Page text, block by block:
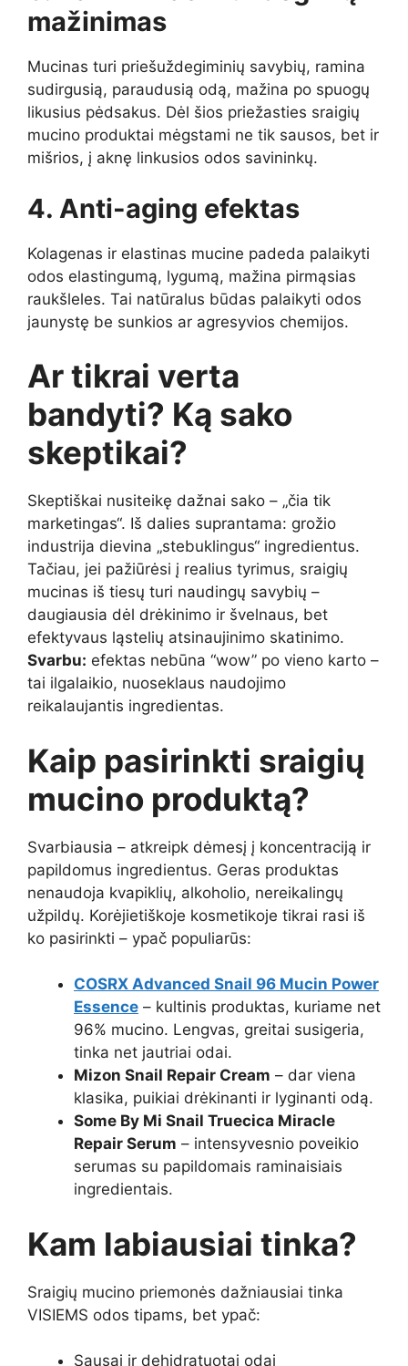
mažinimas
Mucinas turi priešuždegiminių savybių, ramina
sudirgusią, paraudusią odą, mažina po spuogų
likusius pėdsakus. Dėl šios priežasties sraigių
mucino produktai mėgstami ne tik sausos, bet ir
mišrios, į aknę linkusios odos savininkų.
4. Anti-aging efektas
Kolagenas ir elastinas mucine padeda palaikyti
odos elastingumą, lygumą, mažina pirmąsias
raukšleles. Tai natūralus būdas palaikyti odos
jaunystę be sunkios ar agresyvios chemijos.
Ar tikrai verta
bandyti? Ką sako
skeptikai?
Skeptiškai nusiteikę dažnai sako – „čia tik
marketingas“. Iš dalies suprantama: grožio
industrija dievina „stebuklingus“ ingredientus.
Tačiau, jei pažiūrėsi į realius tyrimus, sraigių
mucinas iš tiesų turi naudingų savybių –
daugiausia dėl drėkinimo ir švelnaus, bet
efektyvaus ląstelių atsinaujinimo skatinimo.
Svarbu: efektas nebūna “wow” po vieno karto –
tai ilgalaikio, nuoseklaus naudojimo
reikalaujantis ingredientas.
Kaip pasirinkti sraigių
mucino produktą?
Svarbiausia – atkreipk dėmesį į koncentraciją ir
papildomus ingredientus. Geras produktas
nenaudoja kvapiklių, alkoholio, nereikalingų
užpildų. Korėjietiškoje kosmetikoje tikrai rasi iš
ko pasirinkti – ypač populiarūs:
COSRX Advanced Snail 96 Mucin Power
Essence – kultinis produktas, kuriame net
96% mucino. Lengvas, greitai susigeria,
tinka net jautriai odai.
Mizon Snail Repair Cream – dar viena
klasika, puikiai drėkinanti ir lyginanti odą.
Some By Mi Snail Truecica Miracle
Repair Serum – intensyvesnio poveikio
serumas su papildomais raminaisiais
ingredientais.
Kam labiausiai tinka?
Sraigių mucino priemonės dažniausiai tinka
VISIEMS odos tipams, bet ypač:
Sausai ir dehidratuotai odai